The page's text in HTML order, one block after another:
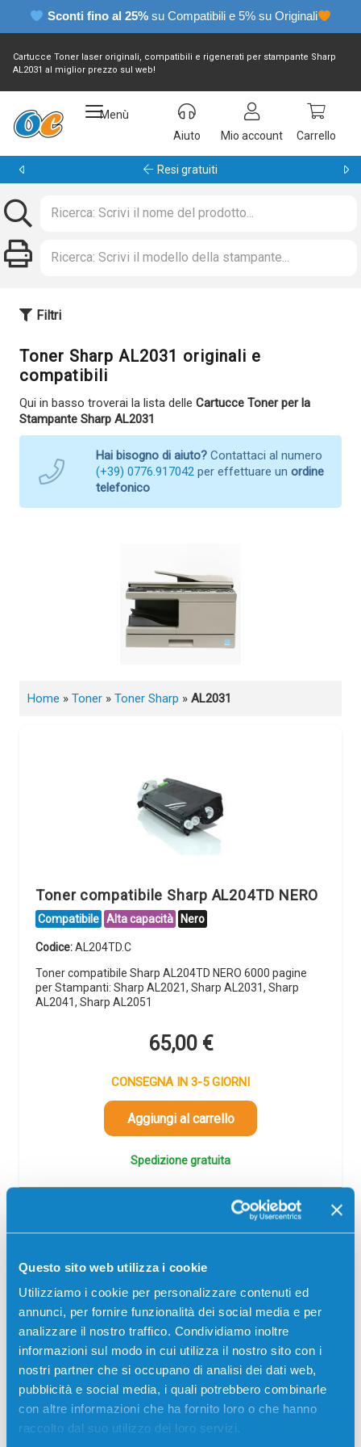
Questo sito web utilizza i cookie
Utilizziamo i cookie per personalizzare contenuti ed
annunci, per fornire funzionalità dei social media e per
analizzare il nostro traffico. Condividiamo inoltre
informazioni sul modo in cui utilizza il nostro sito con i
nostri partner che si occupano di analisi dei dati web,
pubblicità e social media, i quali potrebbero combinarle
con altre informazioni che ha fornito loro o che hanno
raccolto dal suo utilizzo dei loro servizi.
Sconti fino al 25% su Compatibili e 5% su Originali
Cartucce Toner laser originali, compatibili e rigenerati per stampante Sharp
AL2031 al miglior prezzo sul web!
Menù
Aiuto
Mio account Carrello
Resi gratuiti
Filtri
Toner Sharp AL2031 originali e
compatibili
Qui in basso troverai la lista delle Cartucce Toner per la
Stampante Sharp AL2031
Hai bisogno di aiuto? Contattaci al numero
(+39) 0776.917042 per effettuare un ordine
telefonico
Home » Toner » Toner Sharp » AL2031
Toner compatibile Sharp AL204TD NERO
Compatibile Alta capacità Nero
Codice:AL204TD.C
Toner compatibile Sharp AL204TD NERO 6000 pagine
per Stampanti: Sharp AL2021, Sharp AL2031, Sharp
AL2041, Sharp AL2051
65,00 €
CONSEGNA IN 3-5 GIORNI
Aggiungi al carrello
Spedizione gratuita
51
Più acquisti, più risparmi: Visita la pagina prodotto per
-5%